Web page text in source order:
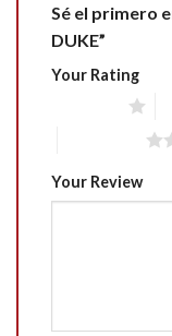
Sé el primero
DUKE”
Your Rating
Your Review